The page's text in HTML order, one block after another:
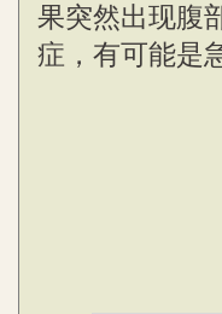
果突然出现腹
症，有可能是